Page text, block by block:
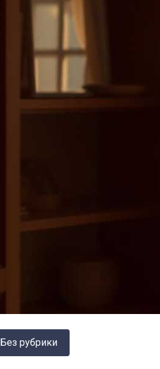
Без рубрики